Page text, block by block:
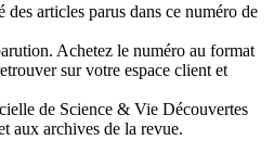
articles parus dans ce numéro de
Achetez le numéro au format
sur votre espace client et
de Science & Vie Découvertes
aux archives de la revue.